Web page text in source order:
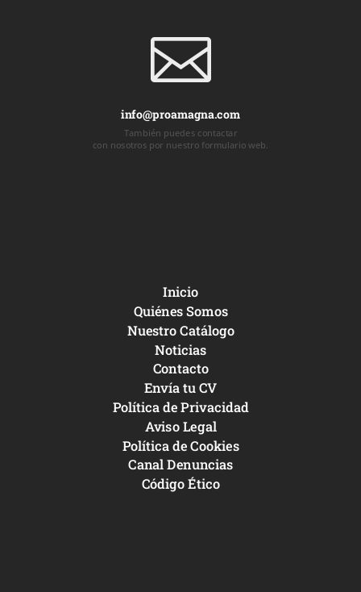

info@proamagna.com
También puedes contactar
con nosotros por nuestro formulario web.
Inicio
Quiénes Somos
Nuestro Catálogo
Noticias
Contacto
Envía tu CV
Política de Privacidad
Aviso Legal
Política de Cookies
Canal Denuncias
Código Ético